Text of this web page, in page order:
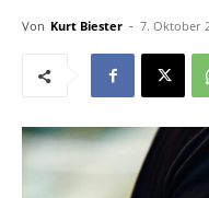
Von Kurt Biester - 7. Oktober